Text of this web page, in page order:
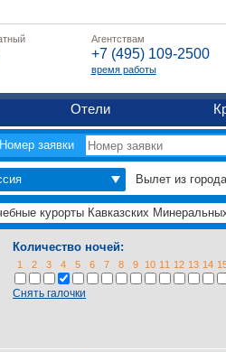
Агентствам
+7 (495) 109-2500
время работы
Отели
Номер заявки
Вылет из
Количество ночей:
1 2 3 4 5 6 7 8 9 10 11 12 13 14
Снять галочки